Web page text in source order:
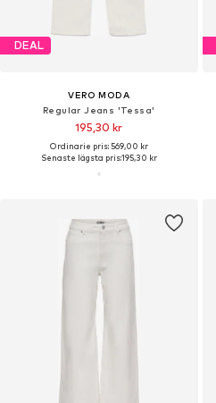
DEAL
VERO MODA
Regular Jeans 'Tessa'
195,30 kr
Ordinarie pris: 569,00 kr
Senaste lägsta pris:195,30 kr